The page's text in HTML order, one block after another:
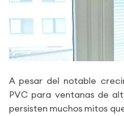
A pesar del notable
PVC para ventanas de
persisten muchos mitos